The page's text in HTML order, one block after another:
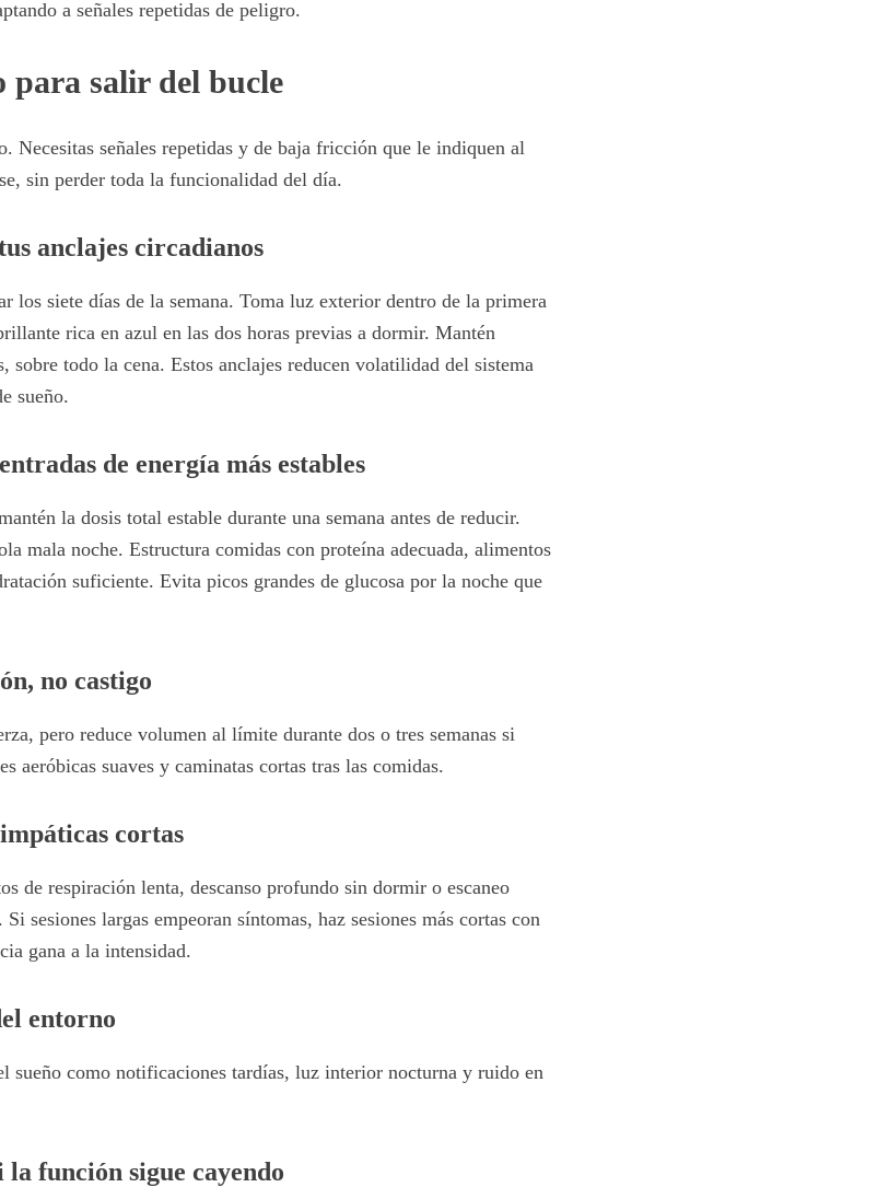
a señales repetidas de peligro.
para salir del bucle
Necesitas señales repetidas y de baja fricción que le indiquen al
sin perder toda la funcionalidad del día.
anclajes circadianos
los siete días de la semana. Toma luz exterior dentro de la primera
rica en azul en las dos horas previas a dormir. Mantén
sobre todo la cena. Estos anclajes reducen volatilidad del sistema
sueño.
de energía más estables
la dosis total estable durante una semana antes de reducir.
mala noche. Estructura comidas con proteína adecuada, alimentos
suficiente. Evita picos grandes de glucosa por la noche que
no castigo
pero reduce volumen al límite durante dos o tres semanas si
aeróbicas suaves y caminatas cortas tras las comidas.
cortas
de respiración lenta, descanso profundo sin dormir o escaneo
sesiones largas empeoran síntomas, haz sesiones más cortas con
gana a la intensidad.
entorno
sueño como notificaciones tardías, luz interior nocturna y ruido en
la función sigue cayendo